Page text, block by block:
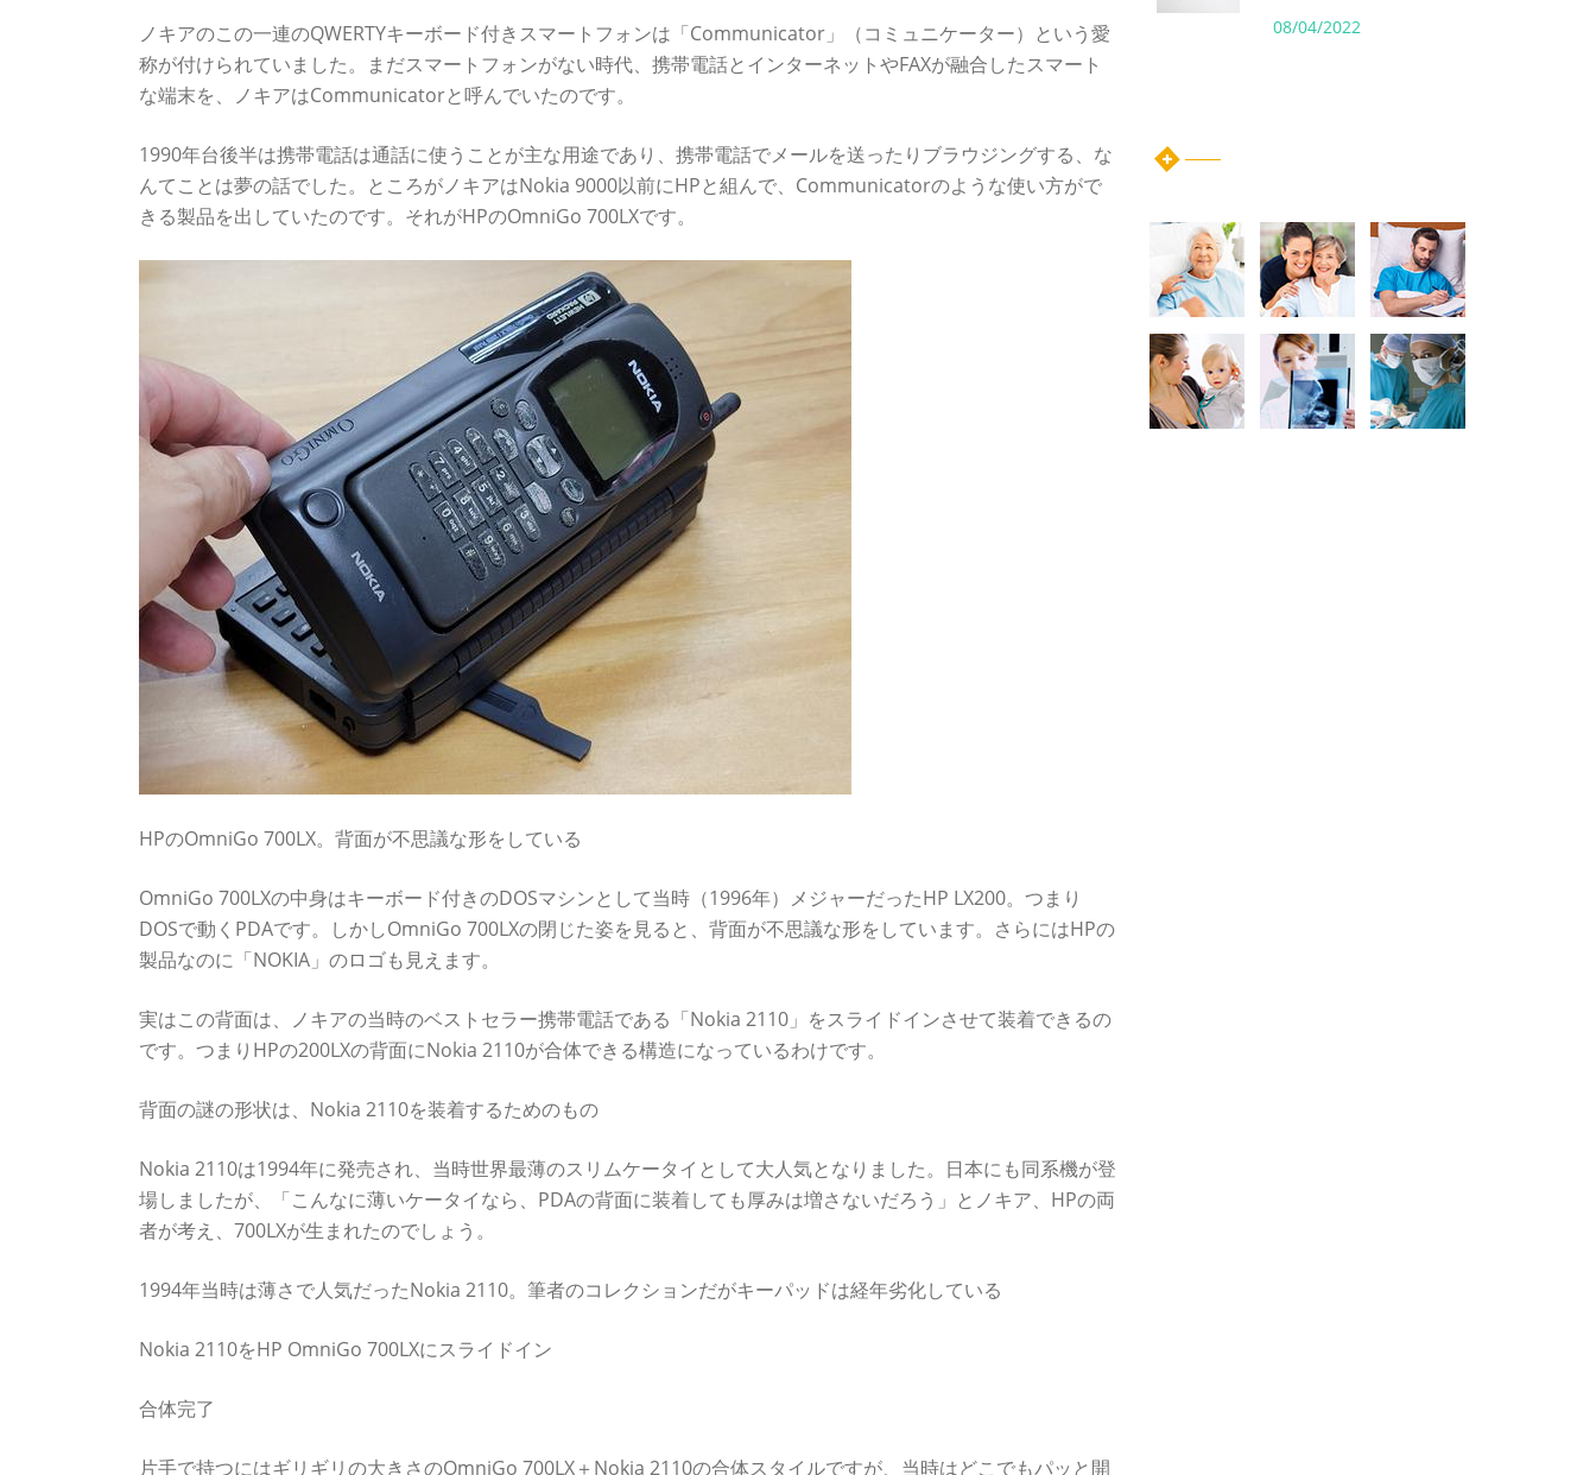
ノキアのこの一連のQWERTYキーボード付きスマートフォンは「Communicator」（コミュニケーター）という愛
称が付けられていました。まだスマートフォンがない時代、携帯電話とインターネットやFAXが融合したスマート
な端末を、ノキアはCommunicatorと呼んでいたのです。
1990年台後半は携帯電話は通話に使うことが主な用途であり、携帯電話でメールを送ったりブラウジングする、な
んてことは夢の話でした。ところがノキアはNokia 9000以前にHPと組んで、Communicatorのような使い方がで
きる製品を出していたのです。それがHPのOmniGo 700LXです。
HPのOmniGo 700LX。背面が不思議な形をしている
OmniGo 700LXの中身はキーボード付きのDOSマシンとして当時（1996年）メジャーだったHP LX200。つまり
DOSで動くPDAです。しかしOmniGo 700LXの閉じた姿を見ると、背面が不思議な形をしています。さらにはHPの
製品なのに「NOKIA」のロゴも見えます。
実はこの背面は、ノキアの当時のベストセラー携帯電話である「Nokia 2110」をスライドインさせて装着できるの
です。つまりHPの200LXの背面にNokia 2110が合体できる構造になっているわけです。
背面の謎の形状は、Nokia 2110を装着するためのもの
Nokia 2110は1994年に発売され、当時世界最薄のスリムケータイとして大人気となりました。日本にも同系機が登
場しましたが、「こんなに薄いケータイなら、PDAの背面に装着しても厚みは増さないだろう」とノキア、HPの両
者が考え、700LXが生まれたのでしょう。
1994年当時は薄さで人気だったNokia 2110。筆者のコレクションだがキーパッドは経年劣化している
Nokia 2110をHP OmniGo 700LXにスライドイン
合体完了
片手で持つにはギリギリの大きさのOmniGo 700LX＋Nokia 2110の合体スタイルですが、当時はどこでもパッと開
08/04/2022